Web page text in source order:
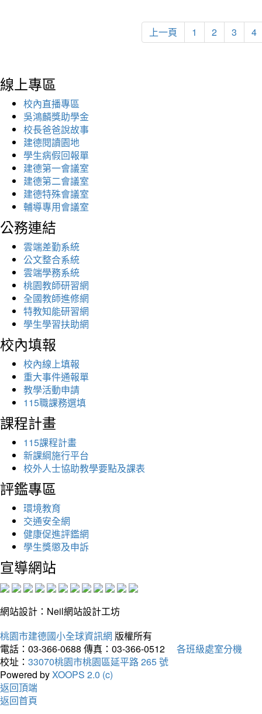
上一頁 1 2 3 4
線上專區
校內直播專區
吳鴻麟獎助學金
校長爸爸說故事
建德閱讀園地
學生病假回報單
建德第一會議室
建德第二會議室
建德特殊會議室
輔導專用會議室
公務連結
雲端差勤系統
公文整合系統
雲端學務系統
桃園教師研習網
全國教師進修網
特教知能研習網
學生學習扶助網
校內填報
校內線上填報
重大事件通報單
教學活動申請
115職課務選填
課程計畫
115課程計畫
新課綱施行平台
校外人士協助教學要點及課表
評鑑專區
環境教育
交通安全網
健康促進評鑑網
學生獎懲及申訴
宣導網站
網站設計：Neil網站設計工坊
桃園市建德國小全球資訊網 版權所有
電話：03-366-0688 傳真：03-366-0512
各班級處室分機
校址： 33070桃園市桃園區延平路 265 號
Powered byXOOPS 2.0 (c)
返回頂端
返回首頁